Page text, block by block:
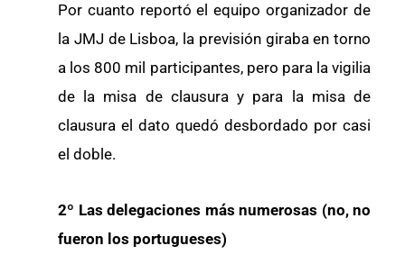
Por cuanto reportó el equipo organizador de
la JMJ de Lisboa, la previsión giraba en torno
a los 800 mil participantes, pero para la vigilia
de la misa de clausura y para la misa de
clausura el dato quedó desbordado por casi
el doble.
2º Las delegaciones más numerosas (no, no
fueron los portugueses)